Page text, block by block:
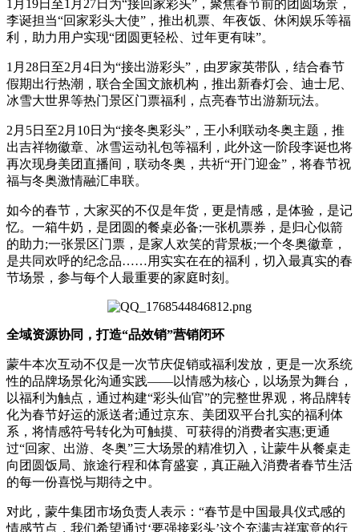
1月19日至1月27日为“接回家彩头”，聚焦春节前的团圆场景，
李诞担当“回家彩头大使”，推出机票、年夜饭、休闲娱乐等福
利，助力用户实现“团圆更轻松、过年更有味”。
1月28日至2月4日为“接出游彩头”，由罗家英带队，结合春节
假期出行热潮，联合全国文旅机构，推出新春灯会、迪士尼、
冰雪大世界等热门景区门票福利，点亮春节出游新玩法。
2月5日至2月10日为“接冬奥彩头”，王小利联动冬奥主题，推
出吉祥物徽章、冰雪运动礼包等福利，此外这一阶段李诞也将
再次现身美团直播间，联动冬奥，共祈“开门迎金”，将春节祝
福与冬奥激情融汇串联。
如今的春节，大家买的不仅是年货，更是情感，是体验，是记
忆。一箱牛奶，是团圆的餐桌必备;一张机票券，是归心似箭
的助力;一张景区门票，是家人欢笑的背景板;一个冬奥徽章，
是共同欢呼的纪念品……用实实在在的福利，切入最真实的春
节场景，参与每个人最重要的家庭时刻。
全域资源协同，打造“品效销”营销闭环
蒙牛本次互动不仅是一次节庆促销或福利发放，更是一次系统
性的品牌场景化沟通实践——以情感为核心，以场景为舞台，
以福利为触点，通过构建“彩头仙官”的完整世界观，将品牌转
化为春节好运的派送者;通过京东、美团双平台扎实的福利体
系，将情感符号转化为可触摸、可获得的消费者实惠;更通
过“回家、出游、冬奥”三大场景的精准切入，让蒙牛从餐桌走
向团圆饭局、旅途行程和体育盛宴，真正融入消费者春节生活
的每一份喜悦与期待之中。
对此，蒙牛集团市场负责人表示：“春节是中国最具仪式感的
情感节点，我们希望通过‘要强接彩头’这个充满吉祥寓意的行